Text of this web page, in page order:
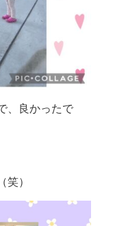
、良かったで
笑）